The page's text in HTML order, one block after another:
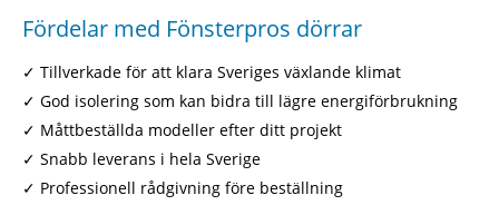
Fördelar med Fönsterpros dörrar
✓ Tillverkade för att klara Sveriges växlande klimat
✓ God isolering som kan bidra till lägre energiförbrukning
✓ Måttbeställda modeller efter ditt projekt
✓ Snabb leverans i hela Sverige
✓ Professionell rådgivning före beställning